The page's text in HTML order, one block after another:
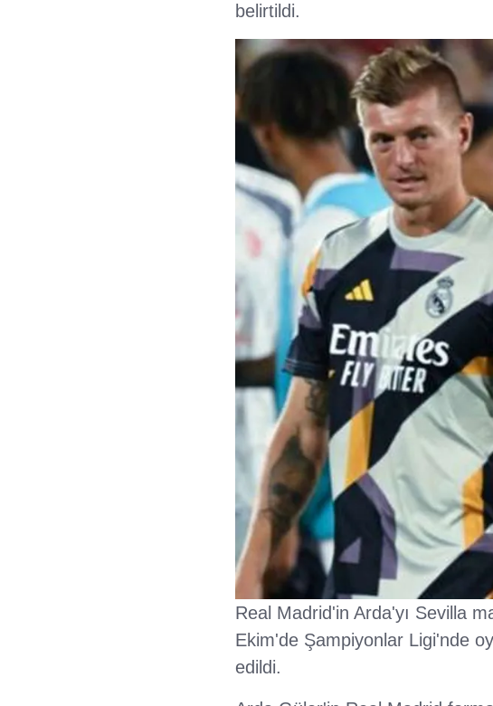
belirtildi.
Real Madrid'in Arda'yı Sevilla
Ekim'de Şampiyonlar Ligi'nde
edildi.